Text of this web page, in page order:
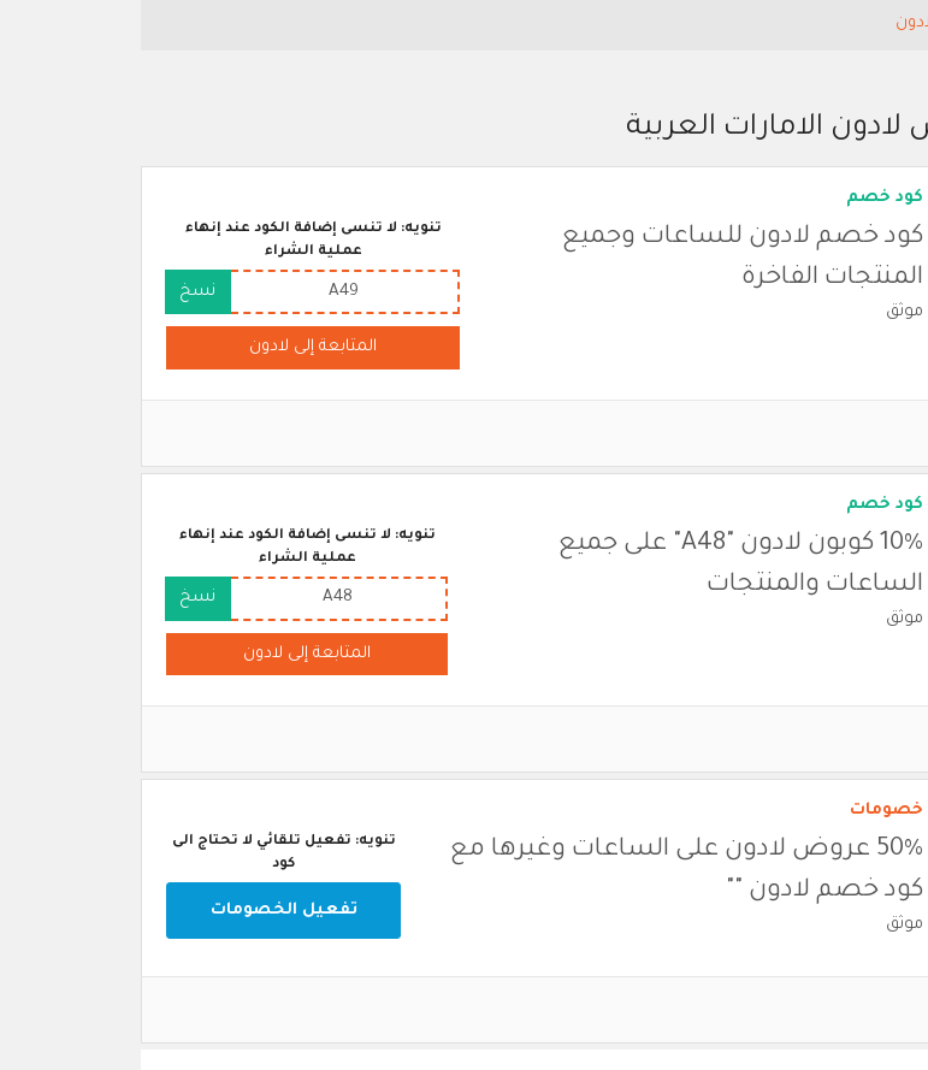
الامارات العربية
كود خصم
كود خصم لادون للساعات وجميع
المنتجات الفاخرة
موثق
تنويه: لا تنسى إضافة الكود عند إنهاء
عملية الشراء
A49 نسخ
المتابعة إلى لادون
كود خصم
10% كوبون لادون "A48" على جميع
الساعات والمنتجات
موثق
تنويه: لا تنسى إضافة الكود عند إنهاء
عملية الشراء
A48 نسخ
المتابعة إلى لادون
خصومات
50% عروض لادون على الساعات وغيرها مع
كود خصم لادون ""
موثق
تنويه: تفعيل تلقائي لا تحتاج الى
كود
تفعيل الخصومات